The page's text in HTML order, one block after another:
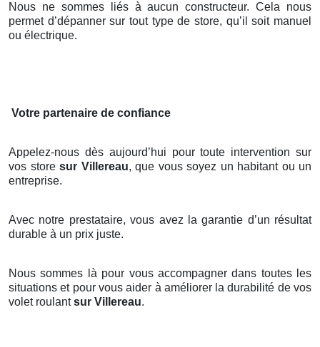
Nous ne sommes liés à aucun constructeur. Cela nous
permet d’dépanner sur tout type de store, qu’il soit manuel
ou électrique.
Votre partenaire de confiance
Appelez-nous dès aujourd’hui pour toute intervention sur
vos store sur Villereau, que vous soyez un habitant ou un
entreprise.
Avec notre prestataire, vous avez la garantie d’un résultat
durable à un prix juste.
Nous sommes là pour vous accompagner dans toutes les
situations et pour vous aider à améliorer la durabilité de vos
volet roulantsur Villereau.